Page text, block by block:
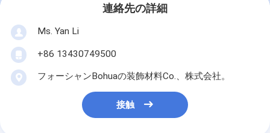
連絡先の詳細
Ms. Yan Li
+86 13430749500
フォーシャンBohuaの装飾材料Co.、株式会社。
接触